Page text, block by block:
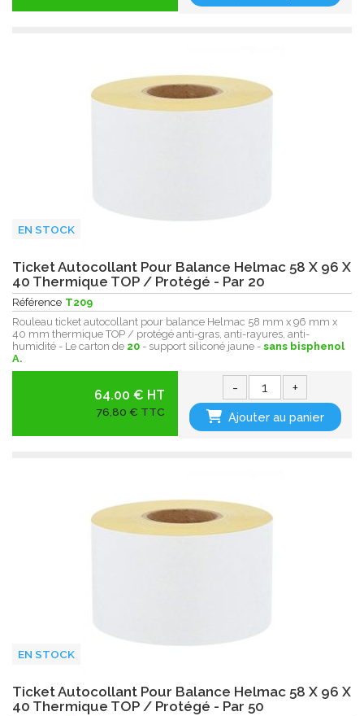
EN STOCK
Ticket Autocollant Pour Balance Helmac 58 X 96 X
40 Thermique TOP / Protégé - Par 20
Référence T209
Rouleau ticket autocollant pour balance Helmac 58 mm x 96 mm x
40 mm thermique TOP / protégé anti-gras, anti-rayures, anti-
humidité - Le carton de 20 - support siliconé jaune - sans bisphenol
A.
64.00 € HT
76,80 € TTC
- +
Ajouter au panier
EN STOCK
Ticket Autocollant Pour Balance Helmac 58 X 96 X
40 Thermique TOP / Protégé - Par 50